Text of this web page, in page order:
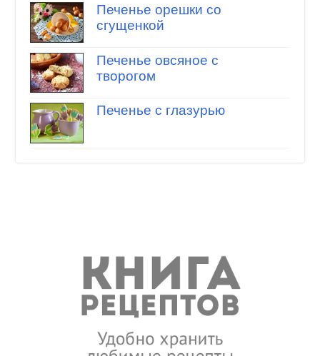
Печенье орешки со
сгущенкой
Печенье овсяное с
творогом
Печенье с глазурью